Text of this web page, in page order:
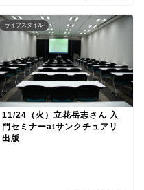
ライフスタイル
11/24（火）立花岳志さん 入
門セミナーatサンクチュアリ
出版